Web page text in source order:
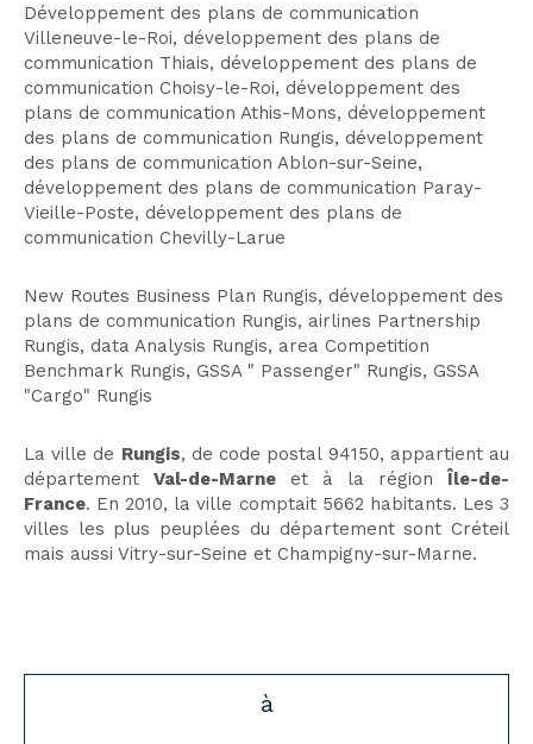
Développement des plans de communication
Villeneuve-le-Roi, développement des plans de
communication Thiais, développement des plans de
communication Choisy-le-Roi, développement des
plans de communication Athis-Mons, développement
des plans de communication Rungis, développement
des plans de communication Ablon-sur-Seine,
développement des plans de communication Paray-
Vieille-Poste, développement des plans de
communication Chevilly-Larue
New Routes Business Plan Rungis, développement des
plans de communication Rungis, airlines Partnership
Rungis, data Analysis Rungis, area Competition
Benchmark Rungis, GSSA " Passenger" Rungis, GSSA
"Cargo" Rungis
La ville de Rungis, de code postal 94150, appartient au
département Val-de-Marne et à la régionÎle-de-
France. En 2010, la ville comptait 5662 habitants. Les 3
villes les plus peuplées du département sont Créteil
mais aussi Vitry-sur-Seine et Champigny-sur-Marne.
à